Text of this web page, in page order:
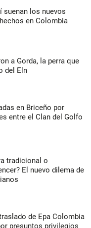
suenan los nuevos
en Colombia
a Gorda, la perra que
del Eln
en Briceño por
entre el Clan del Golfo
tradicional o
El nuevo dilema de
de Epa Colombia
presuntos privilegios